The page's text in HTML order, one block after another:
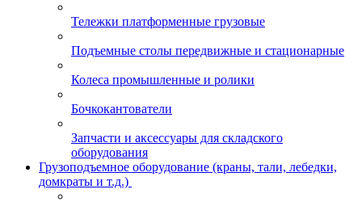
Тележки платформенные грузовые
Подъемные столы передвижные и стационарные
Колеса промышленные и ролики
Бочкокантователи
Запчасти и аксессуары для складского
оборудования
Грузоподъемное оборудование (краны, тали, лебедки,
домкраты и т.д.)